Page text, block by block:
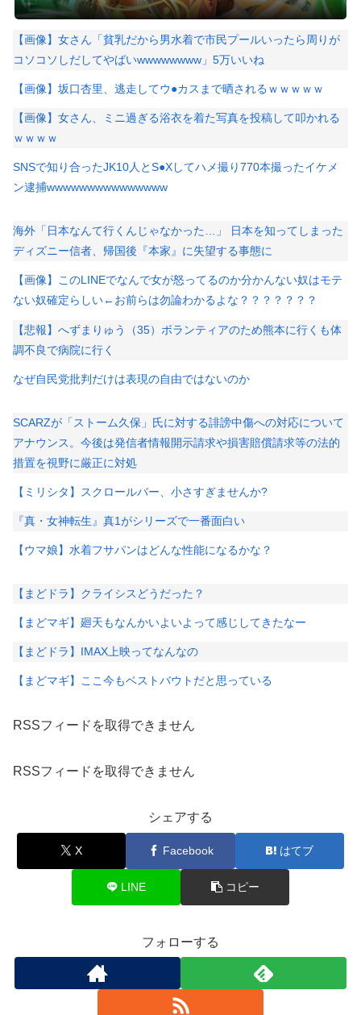
【画像】女さん「貧乳だから男水着で市民プールいったら周りが
コソコソしだしてやばいwwwwwwww」5万いいね
【画像】坂口杏里、逃走してウ●カスまで晒されるｗｗｗｗｗ
【画像】女さん、ミニ過ぎる浴衣を着た写真を投稿して叩かれる
ｗｗｗｗ
SNSで知り合ったJK10人とS●Xしてハメ撮り770本撮ったイケメ
ン逮捕wwwwwwwwwwwwwww
海外「日本なんて行くんじゃなかった…」 日本を知ってしまった
ディズニー信者、帰国後『本家』に失望する事態に
【画像】このLINEでなんで女が怒ってるのか分かんない奴はモテ
ない奴確定らしい←お前らは勿論わかるよな？？？？？？？
【悲報】へずまりゅう（35）ボランティアのため熊本に行くも体
調不良で病院に行く
なぜ自民党批判だけは表現の自由ではないのか
SCARZが「ストーム久保」氏に対する誹謗中傷への対応について
アナウンス。今後は発信者情報開示請求や損害賠償請求等の法的
措置を視野に厳正に対処
【ミリシタ】スクロールバー、小さすぎませんか?
『真・女神転生』真1がシリーズで一番面白い
【ウマ娘】水着フサパンはどんな性能になるかな？
【まどドラ】クライシスどうだった？
【まどマギ】廻天もなんかいよいよって感じしてきたなー
【まどドラ】IMAX上映ってなんなの
【まどマギ】ここ今もベストバウトだと思っている
RSSフィードを取得できません
RSSフィードを取得できません
シェアする
X Facebook はてブ
LINE コピー
フォローする